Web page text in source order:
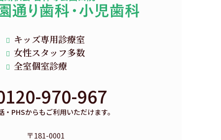
キッズ専用診療室
女性スタッフ多数
全室個室診療
970-967
・PHSからもご利用いただけます。
〒181-0001